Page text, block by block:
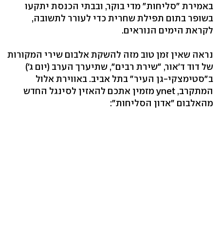
באמירת "סליחות" מדי בוקר, ובבתי הכנסת יתקעו
בשופר בתום תפילת שחרית כדי לעורר לתשובה,
לקראת הימים הנוראים.
נראה שאין זמן טוב מזה להשקת אלבום שירי המקורות
של דוד ד'אור, "שירת רבים", שתיערך הערב (יום ג')
ב"סטימצקי-גן העיר" בתל אביב. באווירת אלול
המתקרב, ynet מזמין אתכם להאזין לסינגל החדש
מהאלבום "אדון הסליחות":